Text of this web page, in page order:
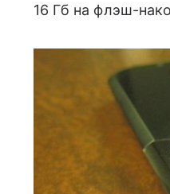
16 Гб на флэш-